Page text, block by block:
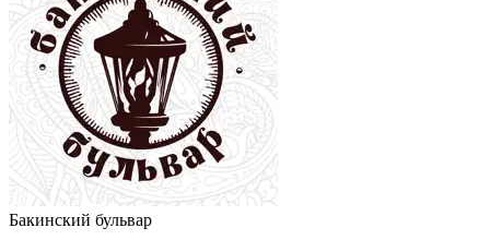
Бакинский бульвар